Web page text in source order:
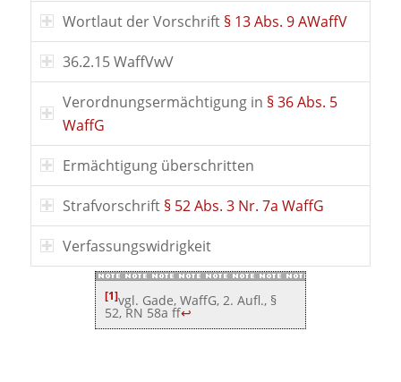
Wortlaut der Vorschrift § 13 Abs. 9 AWaffV
36.2.15 WaffVwV
Verordnungsermächtigung in § 36 Abs. 5
WaffG
Ermächtigung überschritten
Strafvorschrift § 52 Abs. 3 Nr. 7a WaffG
Verfassungswidrigkeit
[1]vgl. Gade, WaffG, 2. Aufl., §
52, RN 58a ff↩